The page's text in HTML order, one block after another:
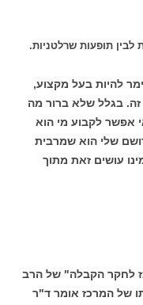
לבין תופעות שרלטניות.
להיות בעל מקצוע,
זה. בגלל שלא ברור מה
אפשר לקבוע מי הוא
שלי הוא שמרבית
עושים זאת מתוך
לחקר הקבלה" של הרב
של המרכז אומר ד"ר